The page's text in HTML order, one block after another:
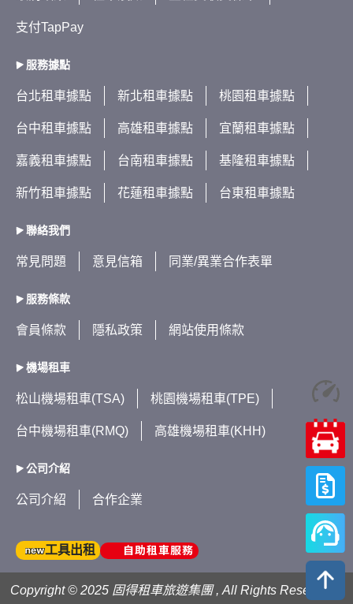
支付TapPay
服務據點
台北租車據點 新北租車據點 桃園租車據點
台中租車據點 高雄租車據點 宜蘭租車據點
嘉義租車據點 台南租車據點 基隆租車據點
新竹租車據點 花蓮租車據點 台東租車據點
聯絡我們
常見問題 意見信箱 同業/異業合作表單
服務條款
會員條款 隱私政策 網站使用條款
機場租車
松山機場租車(TSA) 桃園機場租車(TPE)
台中機場租車(RMQ) 高雄機場租車(KHH)
公司介紹
公司介紹 合作企業
工具出租 自助租車服務
Copyright © 2025 固得租車旅遊集團 , All Rights Reserved .